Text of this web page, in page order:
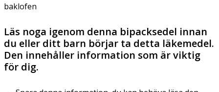
baklofen
Läs noga igenom denna bipacksedel innan
du eller ditt barn börjar ta detta läkemedel.
Den innehåller information som är viktig
för dig.